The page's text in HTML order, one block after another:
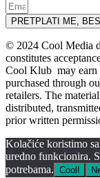
© 2024 Cool Media
constitutes
Cool Klub may earn
purchased through
retailers. The
distributed,
prior written
Kolačiće koristimo
uredno funkcionira.
potrebama. Cool!